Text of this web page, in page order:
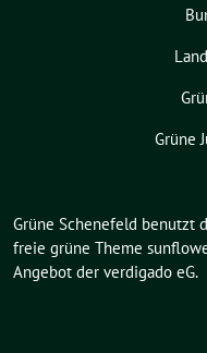
Grüne
Grüne Schenefeld benutzt
freie grüne Theme
Angebot der verdigado eG.